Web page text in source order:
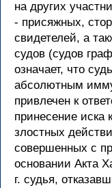
на других
- присяжных,
свидетелей, а
судов (судов
означает, что
абсолютным
привлечен к
принесение иска
злостных
совершенных с
основании Акта
г. судья,